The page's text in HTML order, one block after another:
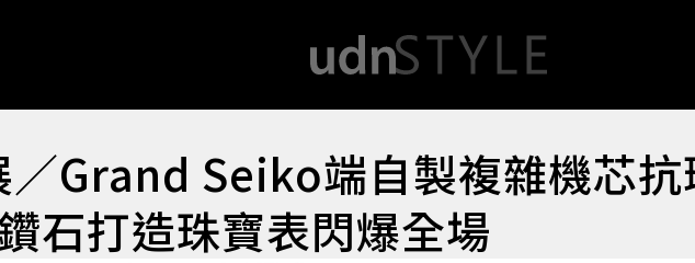
／Grand Seiko端自製複雜機芯抗
石打造珠寶表閃爆全場